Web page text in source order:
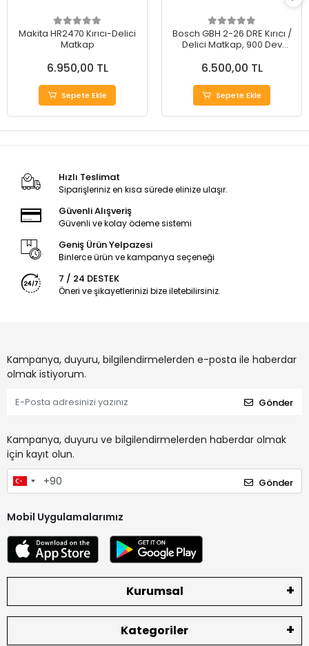
Makita HR2470 Kırıcı-Delici
Matkap
6.950,00 TL
Sepete Ekle
Bosch GBH 2-26 DRE Kırıcı /
Delici Matkap, 900 Dev
Mavi
6.500,00 TL
Sepete Ekle
Hızlı Teslimat
Siparişleriniz en kısa sürede elinize ulaşır.
Güvenli Alışveriş
Güvenli ve kolay ödeme sistemi
Geniş Ürün Yelpazesi
Binlerce ürün ve kampanya seçeneği
7 / 24 DESTEK
Öneri ve şikayetlerinizi bize iletebilirsiniz.
Kampanya, duyuru, bilgilendirmelerden e-posta ile haberdar
olmak istiyorum.
Gönder
Kampanya, duyuru ve bilgilendirmelerden haberdar olmak
için kayıt olun.
Gönder
Mobil Uygulamalarımız
Kurumsal
Kategoriler